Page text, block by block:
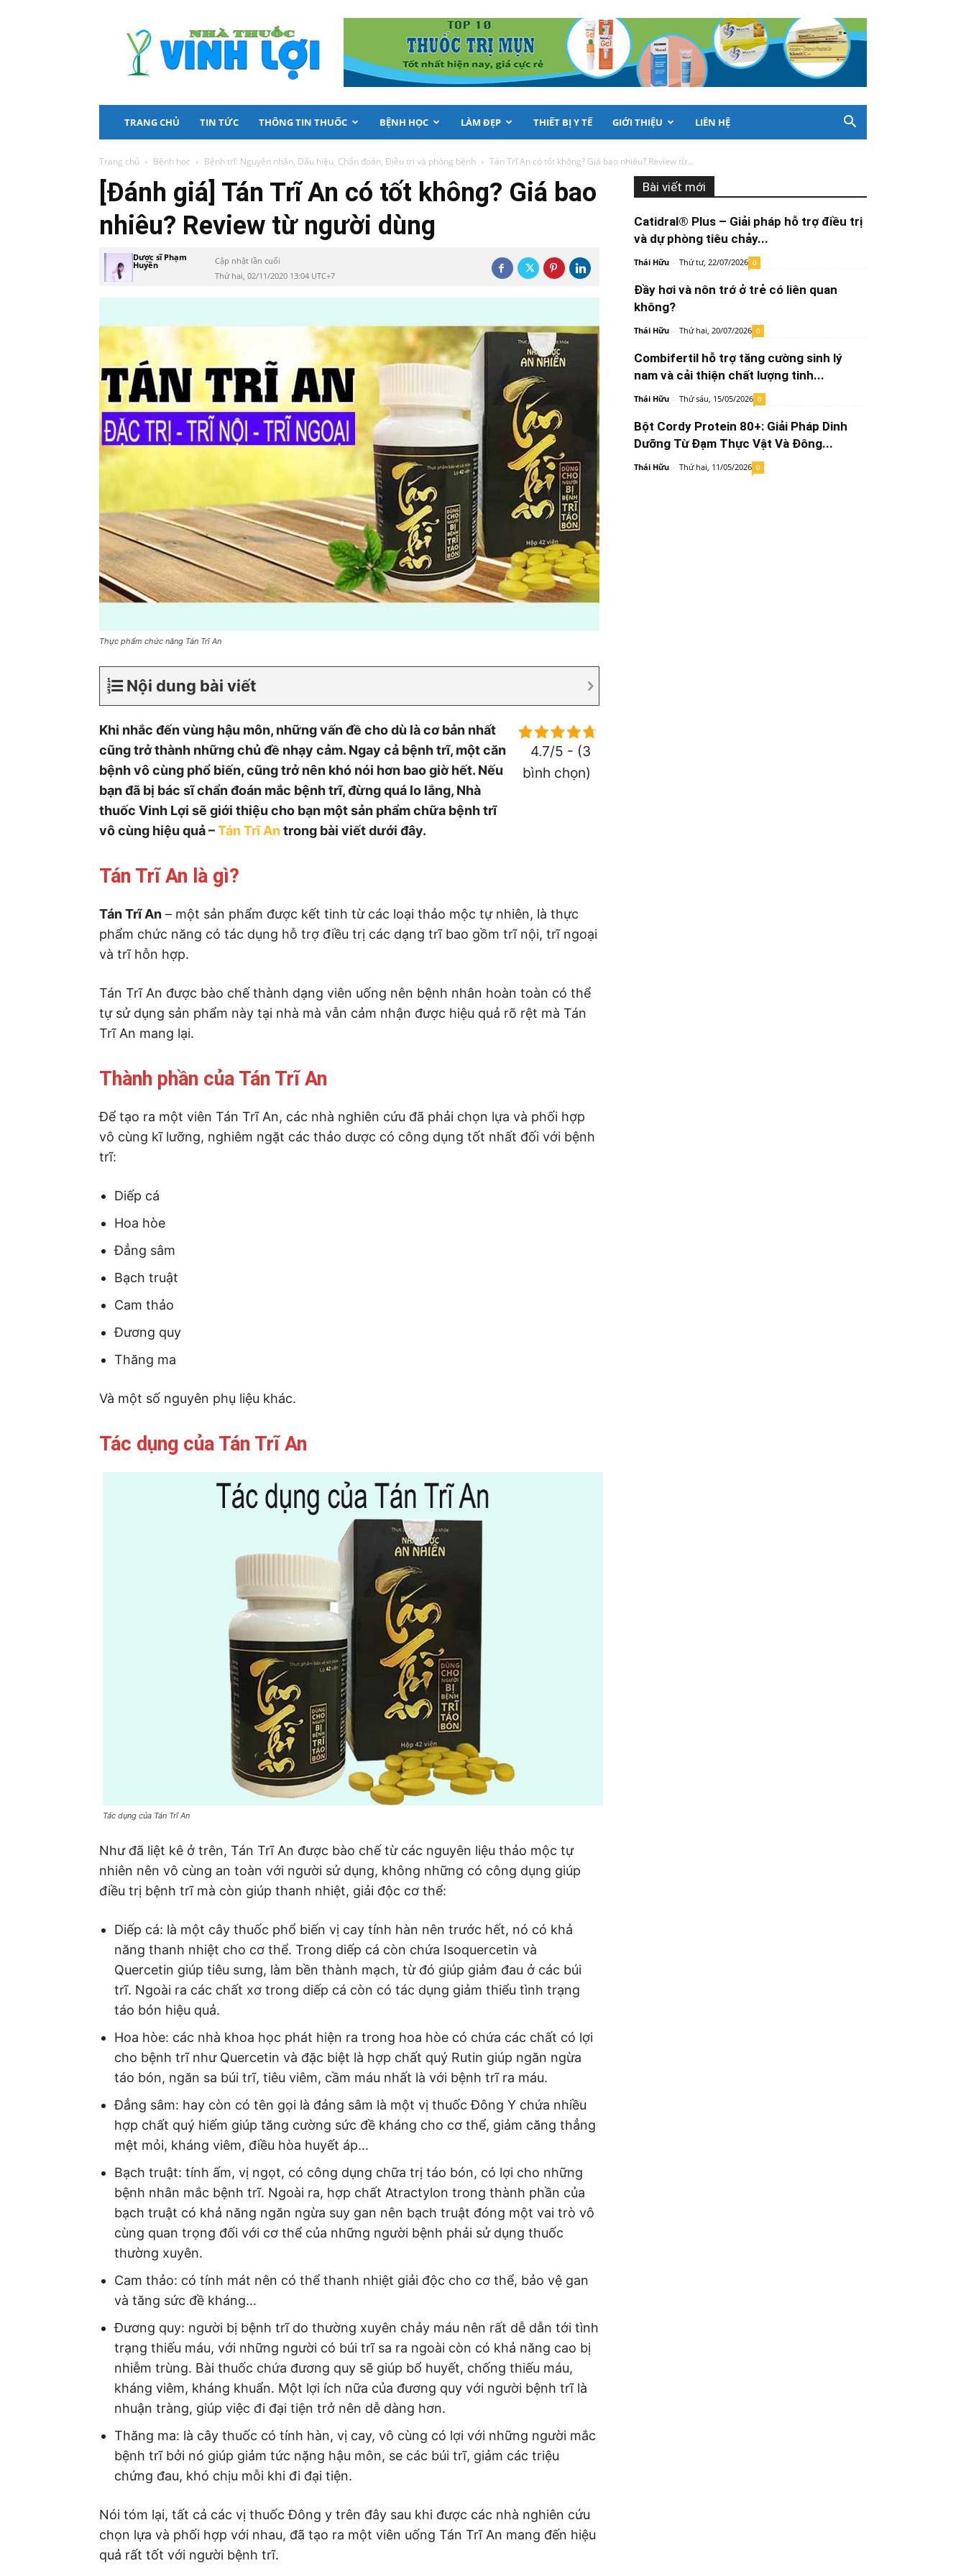
Nhà
Thuốc
Vinh
Lợi
TRANG CHỦ TIN TỨC THÔNG TIN THUỐC BỆNH HỌC LÀM ĐẸP THIẾT BỊ Y TẾ GIỚI THIỆU LIÊN HỆ
Trang chủ Bệnh học Bệnh trĩ: Nguyên nhân, Dấu hiệu, Chẩn đoán, Điều trị và phòng bệnh Tán Trĩ An có tốt không? Giá bao nhiêu? Review từ...
[Đánh giá] Tán Trĩ An có tốt không? Giá bao
nhiêu? Review từ người dùng
Dược sĩ Phạm
Huyền
Cập nhật lần cuối
Thứ hai, 02/11/2020 13:04 UTC+7
Thực phẩm chức năng Tán Trĩ An
Nội dung bài viết
4.7/5 - (3
bình chọn)
Khi nhắc đến vùng hậu môn, những vấn đề cho dù là cơ bản nhất
cũng trở thành những chủ đề nhạy cảm. Ngay cả bệnh trĩ, một căn
bệnh vô cùng phổ biến, cũng trở nên khó nói hơn bao giờ hết. Nếu
bạn đã bị bác sĩ chẩn đoán mắc bệnh trĩ, đừng quá lo lắng, Nhà
thuốc Vinh Lợi sẽ giới thiệu cho bạn một sản phẩm chữa bệnh trĩ
vô cùng hiệu quả –Tán Trĩ Antrong bài viết dưới đây.
Tán Trĩ An là gì?
Tán Trĩ An – một sản phẩm được kết tinh từ các loại thảo mộc tự nhiên, là thực
phẩm chức năng có tác dụng hỗ trợ điều trị các dạng trĩ bao gồm trĩ nội, trĩ ngoại
và trĩ hỗn hợp.
Tán Trĩ An được bào chế thành dạng viên uống nên bệnh nhân hoàn toàn có thể
tự sử dụng sản phẩm này tại nhà mà vẫn cảm nhận được hiệu quả rõ rệt mà Tán
Trĩ An mang lại.
Thành phần của Tán Trĩ An
Để tạo ra một viên Tán Trĩ An, các nhà nghiên cứu đã phải chọn lựa và phối hợp
vô cùng kĩ lưỡng, nghiêm ngặt các thảo dược có công dụng tốt nhất đối với bệnh
trĩ:
Diếp cá
Hoa hòe
Đẳng sâm
Bạch truật
Cam thảo
Đương quy
Thăng ma
Và một số nguyên phụ liệu khác.
Tác dụng của Tán Trĩ An
Tác dụng của Tán Trĩ An
Như đã liệt kê ở trên, Tán Trĩ An được bào chế từ các nguyên liệu thảo mộc tự
nhiên nên vô cùng an toàn với người sử dụng, không những có công dụng giúp
điều trị bệnh trĩ mà còn giúp thanh nhiệt, giải độc cơ thể:
Diếp cá: là một cây thuốc phổ biến vị cay tính hàn nên trước hết, nó có khả
năng thanh nhiệt cho cơ thể. Trong diếp cá còn chứa Isoquercetin và
Quercetin giúp tiêu sưng, làm bền thành mạch, từ đó giúp giảm đau ở các búi
trĩ. Ngoài ra các chất xơ trong diếp cá còn có tác dụng giảm thiểu tình trạng
táo bón hiệu quả.
Hoa hòe: các nhà khoa học phát hiện ra trong hoa hòe có chứa các chất có lợi
cho bệnh trĩ như Quercetin và đặc biệt là hợp chất quý Rutin giúp ngăn ngừa
táo bón, ngăn sa búi trĩ, tiêu viêm, cầm máu nhất là với bệnh trĩ ra máu.
Đẳng sâm: hay còn có tên gọi là đảng sâm là một vị thuốc Đông Y chứa nhiều
hợp chất quý hiếm giúp tăng cường sức đề kháng cho cơ thể, giảm căng thẳng
mệt mỏi, kháng viêm, điều hòa huyết áp…
Bạch truật: tính ấm, vị ngọt, có công dụng chữa trị táo bón, có lợi cho những
bệnh nhân mắc bệnh trĩ. Ngoài ra, hợp chất Atractylon trong thành phần của
bạch truật có khả năng ngăn ngừa suy gan nên bạch truật đóng một vai trò vô
cùng quan trọng đối với cơ thể của những người bệnh phải sử dụng thuốc
thường xuyên.
Cam thảo: có tính mát nên có thể thanh nhiệt giải độc cho cơ thể, bảo vệ gan
và tăng sức đề kháng…
Đương quy: người bị bệnh trĩ do thường xuyên chảy máu nên rất dễ dẫn tới tình
trạng thiếu máu, với những người có búi trĩ sa ra ngoài còn có khả năng cao bị
nhiễm trùng. Bài thuốc chứa đương quy sẽ giúp bổ huyết, chống thiếu máu,
kháng viêm, kháng khuẩn. Một lợi ích nữa của đương quy với người bệnh trĩ là
nhuận tràng, giúp việc đi đại tiện trở nên dễ dàng hơn.
Thăng ma: là cây thuốc có tính hàn, vị cay, vô cùng có lợi với những người mắc
bệnh trĩ bởi nó giúp giảm tức nặng hậu môn, se các búi trĩ, giảm các triệu
chứng đau, khó chịu mỗi khi đi đại tiện.
Nói tóm lại, tất cả các vị thuốc Đông y trên đây sau khi được các nhà nghiên cứu
chọn lựa và phối hợp với nhau, đã tạo ra một viên uống Tán Trĩ An mang đến hiệu
quả rất tốt với người bệnh trĩ.
Bài viết mới
Catidral® Plus – Giải pháp hỗ trợ điều trị
và dự phòng tiêu chảy...
Thái Hữu - Thứ tư, 22/07/2026 0
Đầy hơi và nôn trớ ở trẻ có liên quan
không?
Thái Hữu - Thứ hai, 20/07/2026 0
Combifertil hỗ trợ tăng cường sinh lý
nam và cải thiện chất lượng tinh...
Thái Hữu - Thứ sáu, 15/05/2026 0
Bột Cordy Protein 80+: Giải Pháp Dinh
Dưỡng Từ Đạm Thực Vật Và Đông...
Thái Hữu - Thứ hai, 11/05/2026 0